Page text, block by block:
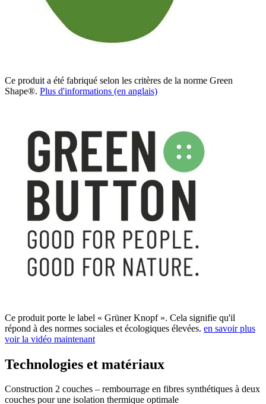
Ce produit a été fabriqué selon les critères de la norme Green
Shape®. Plus d'informations (en anglais)
Ce produit porte le label « Grüner Knopf ». Cela signifie qu'il
répond à des normes sociales et écologiques élevées. en savoir plus
voir la vidéo maintenant
Technologies et matériaux
Construction 2 couches – rembourrage en fibres synthétiques à deux
couches pour une isolation thermique optimale